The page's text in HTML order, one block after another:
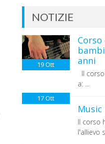
NOTIZIE
19Ott
anni
Il
a: ...
17Ott
Il corso
l'allievo